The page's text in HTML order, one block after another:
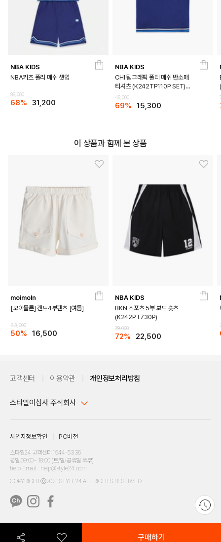
DETAILS
NBA KIDS
NBA키즈 폴리 메쉬 셋업
98,000
68% 31,200
NBA KIDS
CHI 팀그래픽 폴리 메쉬 반소매
티셔츠 (K242TP110P SET)
(K242TS110P)
49,000
69% 15,300
이 상품과 함께 본 상품
moimoln
[모이몰른] 켄트4부팬츠 [여름]
33,000
50% 16,500
NBA KIDS
BKN 스포츠 5부 보드 숏츠
(K242PT730P)
79,000
72% 22,500
구매하기
고객센터 이용약관 개인정보처리방침
스타일이십사 주식회사
주소 : 서울시 강남구 논현로 633, 6층 (논현동, 한세엠케이빌딩)
사업자등록번호 : 116-81-32499
통신판매업신고번호 : 제 2024-서울강남-04239
개인정보보호책임자 : 배기영
고객센터 1544-5336(평일 09:00~ 18:00 토/일/공휴일 휴무)
사업자정보확인 PC버전
스타일24 고객센터 1544-5336
평일 09:00~ 18:00 (토/일/공휴일 휴무)
help Email : help@style24.com
COPYRIGHTⓒ2021 STYLE24 ALL RIGHTS RESERVED.